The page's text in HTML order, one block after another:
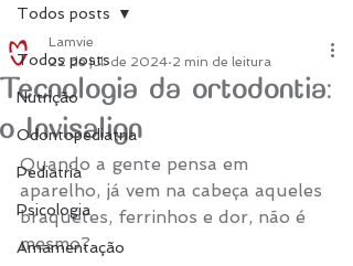
Todos posts
Nutrição
Odontopediatria
Pediatria
Psicologia
Amamentação
Todos posts
Tecnologia da ortodontia:
o Invisalign
Lamvie
22 de jul. de 2024 2 min de leitura
Quando a gente pensa em
aparelho, já vem na cabeça aqueles
braquetes, ferrinhos e dor, não é
mesmo?